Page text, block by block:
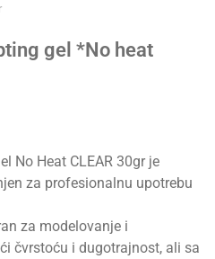
gel *No heat
No Heat CLEAR 30gr je
za profesionalnu upotrebu
za modelovanje i
čvrstoću i dugotrajnost, ali sa